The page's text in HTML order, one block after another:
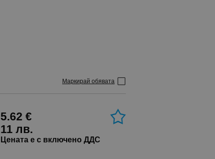
Маркирай обявата
5.62 €
11 лв.
Цената е с включено ДДС